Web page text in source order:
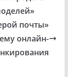
почты»
онлайн-